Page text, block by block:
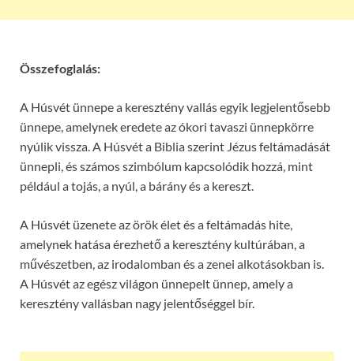
Összefoglalás:
A Húsvét ünnepe a keresztény vallás egyik legjelentősebb
ünnepe, amelynek eredete az ókori tavaszi ünnepkörre
nyúlik vissza. A Húsvét a Biblia szerint Jézus feltámadását
ünnepli, és számos szimbólum kapcsolódik hozzá, mint
például a tojás, a nyúl, a bárány és a kereszt.
A Húsvét üzenete az örök élet és a feltámadás hite,
amelynek hatása érezhető a keresztény kultúrában, a
művészetben, az irodalomban és a zenei alkotásokban is.
A Húsvét az egész világon ünnepelt ünnep, amely a
keresztény vallásban nagy jelentőséggel bír.